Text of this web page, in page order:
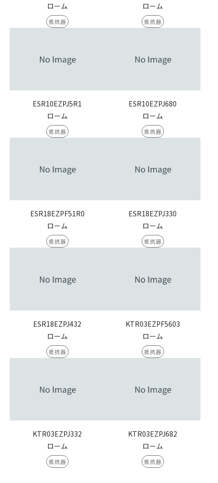
ローム
抵抗器
ローム
抵抗器
ESR10EZPJ5R1
ローム
抵抗器
ESR10EZPJ680
ローム
抵抗器
ESR18EZPF51R0
ローム
抵抗器
ESR18EZPJ330
ローム
抵抗器
ESR18EZPJ432
ローム
抵抗器
KTR03EZPF5603
ローム
抵抗器
KTR03EZPJ332
ローム
抵抗器
KTR03EZPJ682
ローム
抵抗器